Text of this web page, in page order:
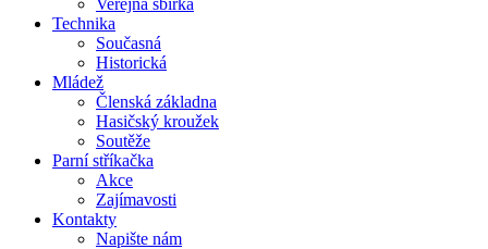
Veřejná sbírka
Technika
Současná
Historická
Mládež
Členská základna
Hasičský kroužek
Soutěže
Parní stříkačka
Akce
Zajímavosti
Kontakty
Napište nám